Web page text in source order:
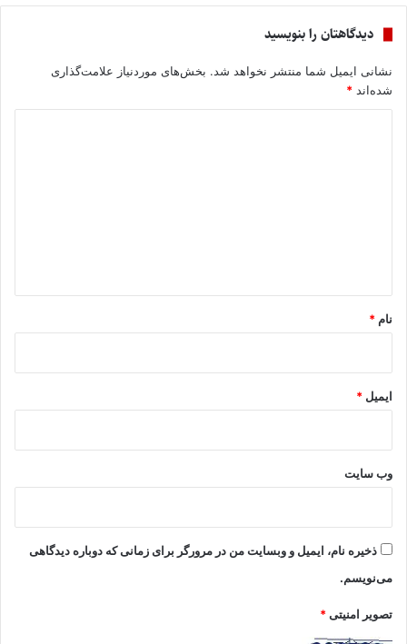
دیدگاهتان را بنویسید
نشانی ایمیل شما منتشر نخواهد شد. بخش‌های موردنیاز علامت‌گذاری
شده‌اند *
نام *
ایمیل *
وب‌ سایت
ذخیره نام، ایمیل و وبسایت من در مرورگر برای زمانی که دوباره دیدگاهی
می‌نویسم.
تصویر امنیتی*